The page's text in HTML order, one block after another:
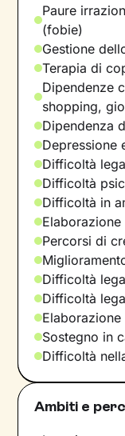
Paure
(fobie)
Gestione
Terapia di
Dipendenze
shopping,
Dipendenza
Depressione
Difficoltà
Difficoltà
Difficoltà in
Percorsi di
Difficoltà
Difficoltà
Sostegno in
Difficoltà
Ambiti e